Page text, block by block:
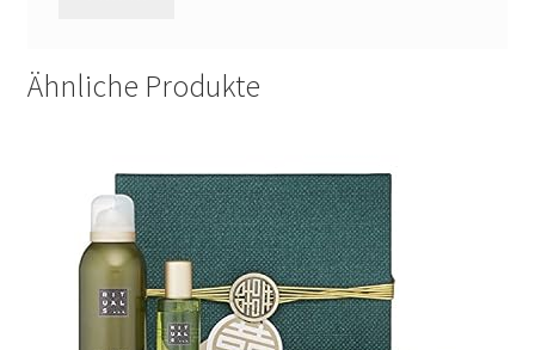
Ähnliche Produkte